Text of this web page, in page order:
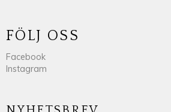
FÖLJ OSS
Facebook
Instagram